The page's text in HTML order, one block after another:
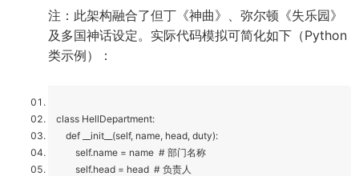
注：此架构融合了但丁《神曲》、弥尔顿《失乐园》
及多国神话设定。实际代码模拟可简化如下（Python
类示例）：
class HellDepartment:
def __init__(self, name, head, duty):
self.name = name # 部门名称
self.head = head # 负责人